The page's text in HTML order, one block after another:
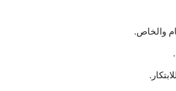
والخاص.